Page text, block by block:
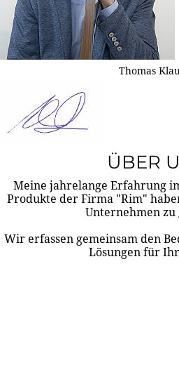
Thomas
ÜBER
Meine jahrelange Erfahrung
Produkte der Firma "Rim"
Unternehmen zu
Wir erfassen gemeinsam den
Lösungen für